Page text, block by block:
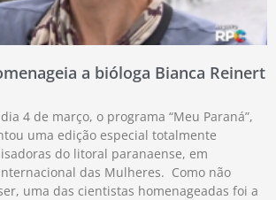
a bióloga Bianca Reinert
4 de março, o programa “Meu Paraná”,
uma edição especial totalmente
do litoral paranaense, em
das Mulheres. Como não
uma das cientistas homenageadas foi a